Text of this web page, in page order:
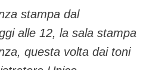
stampa dal
alle 12, la sala stampa
questa volta dai toni